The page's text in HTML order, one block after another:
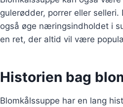
gulerødder, porrer eller
også øge næringsindholdet i
en ret, der altid vil være
Historien bag
Blomkålssuppe har en lang